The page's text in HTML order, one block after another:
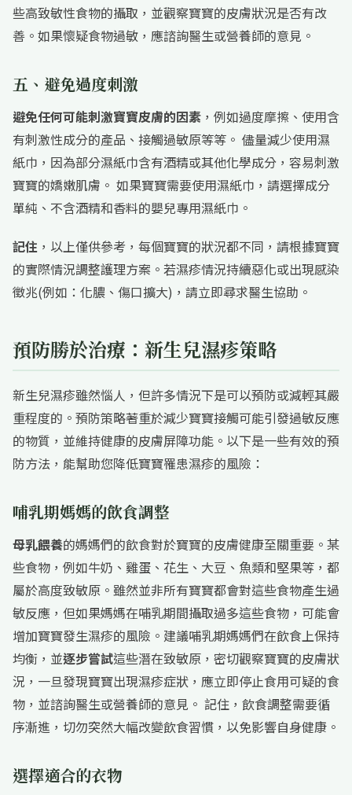
些高致敏性食物的攝取，並觀察寶寶的皮膚狀況是否有改
善。如果懷疑食物過敏，應諮詢醫生或營養師的意見。
五、避免過度刺激
避免任何可能刺激寶寶皮膚的因素 ，例如過度摩擦、使用含
有刺激性成分的產品、接觸過敏原等等。 儘量減少使用濕
紙巾，因為部分濕紙巾含有酒精或其他化學成分，容易刺激
寶寶的嬌嫩肌膚。 如果寶寶需要使用濕紙巾，請選擇成分
單純、不含酒精和香料的嬰兒專用濕紙巾。
記住 ，以上僅供參考，每個寶寶的狀況都不同，請根據寶寶
的實際情況調整護理方案。若濕疹情況持續惡化或出現感染
徵兆(例如：化膿、傷口擴大)，請立即尋求醫生協助。
預防勝於治療：新生兒濕疹策略
新生兒濕疹雖然惱人，但許多情況下是可以預防或減輕其嚴
重程度的。預防策略著重於減少寶寶接觸可能引發過敏反應
的物質，並維持健康的皮膚屏障功能。以下是一些有效的預
防方法，能幫助您降低寶寶罹患濕疹的風險：
哺乳期媽媽的飲食調整
母乳餵養的媽媽們的飲食對於寶寶的皮膚健康至關重要。某
些食物，例如牛奶、雞蛋、花生、大豆、魚類和堅果等，都
屬於高度致敏原。雖然並非所有寶寶都會對這些食物產生過
敏反應，但如果媽媽在哺乳期間攝取過多這些食物，可能會
增加寶寶發生濕疹的風險。建議哺乳期媽媽們在飲食上保持
均衡，並逐步嘗試這些潛在致敏原，密切觀察寶寶的皮膚狀
況，一旦發現寶寶出現濕疹症狀，應立即停止食用可疑的食
物，並諮詢醫生或營養師的意見。 記住，飲食調整需要循
序漸進，切勿突然大幅改變飲食習慣，以免影響自身健康。
選擇適合的衣物